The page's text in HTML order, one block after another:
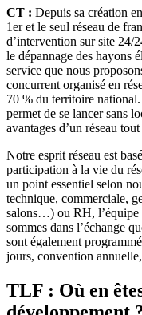
CT : Depuis sa création
1er et le seul réseau de
d’intervention sur site 24/
le dépannage des hayons
service que nous
concurrent organisé en
70 % du territoire
permet de se lancer sans
avantages d’un réseau
Notre esprit réseau est
participation à la vie du
un point essentiel selon
technique, commerciale,
salons…) ou RH, l’équipe
sommes dans l’échange
sont également
jours, convention
TLF : Où en